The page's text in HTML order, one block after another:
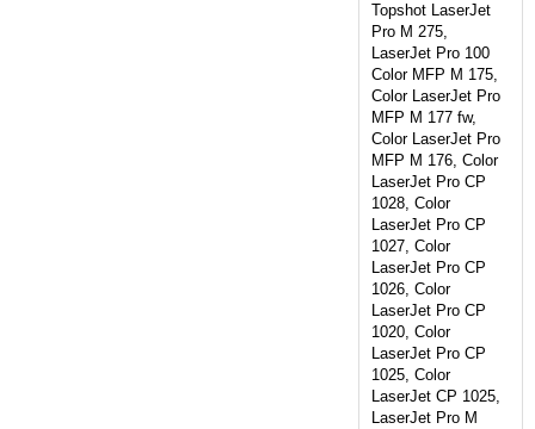
Topshot LaserJet
Pro M 275,
LaserJet Pro 100
Color MFP M 175,
Color LaserJet Pro
MFP M 177 fw,
Color LaserJet Pro
MFP M 176, Color
LaserJet Pro CP
1028, Color
LaserJet Pro CP
1027, Color
LaserJet Pro CP
1026, Color
LaserJet Pro CP
1020, Color
LaserJet Pro CP
1025, Color
LaserJet CP 1025,
LaserJet Pro M